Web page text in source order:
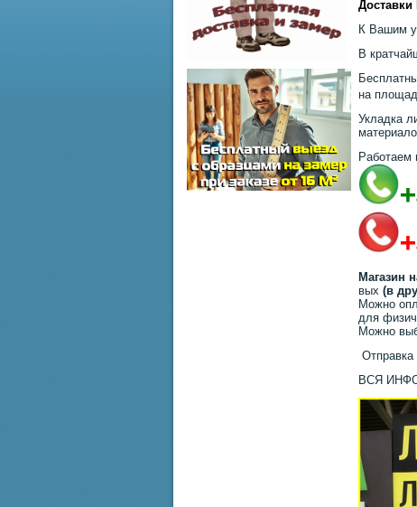
Доставки
К Вашим
В
на
Укладка
Работаем
Магазин
вых (в
Можно
для
Можно
Отправка
ВСЯ